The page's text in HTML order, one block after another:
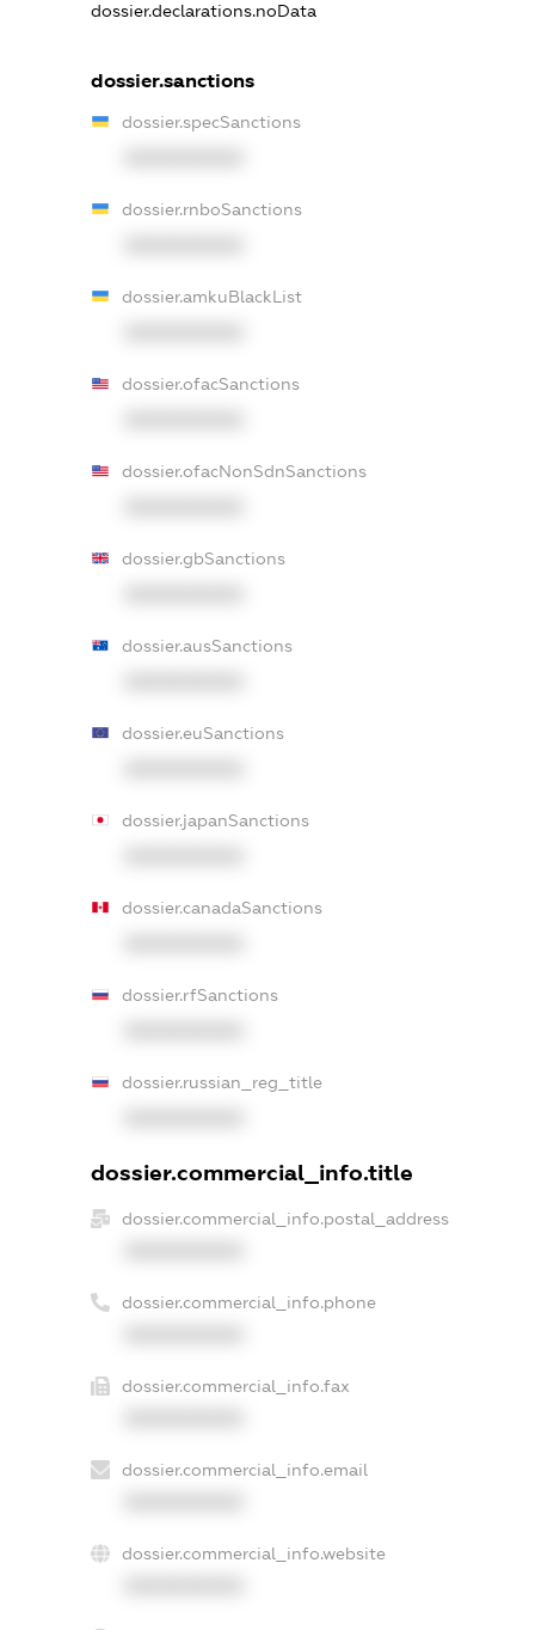
dossier.declarations.noData
dossier.sanctions
dossier.specSanctions
dossier.rnboSanctions
dossier.amkuBlackList
dossier.ofacSanctions
dossier.ofacNonSdnSanctions
dossier.gbSanctions
dossier.ausSanctions
dossier.euSanctions
dossier.japanSanctions
dossier.canadaSanctions
dossier.rfSanctions
dossier.russian_reg_title
dossier.commercial_info.title
dossier.commercial_info.postal_address
dossier.commercial_info.phone
dossier.commercial_info.fax
dossier.commercial_info.email
dossier.commercial_info.website